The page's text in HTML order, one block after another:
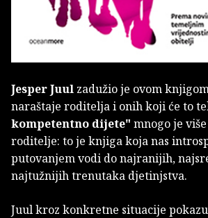
Jesper Juul zadužio je ovom
naraštaje roditelja i onih koji će to
kompetentno dijete" mnogo je
roditelje: to je knjiga koja nas
putovanjem vodi do najranijih,
najtužnijih trenutaka djetinjstva.
Juul kroz konkretne situacije